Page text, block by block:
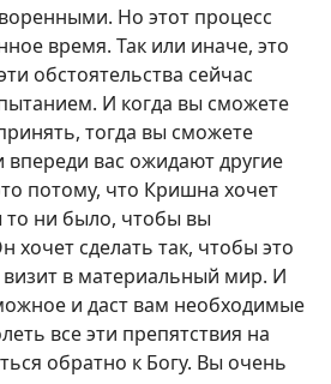
Но этот процесс
время. Так или иначе, это
обстоятельства сейчас
И когда вы сможете
тогда вы сможете
впереди вас ожидают другие
потому, что Кришна хочет
ни было, чтобы вы
хочет сделать так, чтобы это
в материальный мир. И
и даст вам необходимые
все эти препятствия на
обратно к Богу. Вы очень